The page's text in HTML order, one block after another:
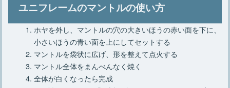
ユニフレームのマントルの使い方
ホヤを外し、マントルの穴の大きいほうの赤い面を下に、
小さいほうの青い面を上にしてセットする
マントルを袋状に広げ、形を整えて点火する
マントル全体をまんべんなく焼く
全体が白くなったら完成